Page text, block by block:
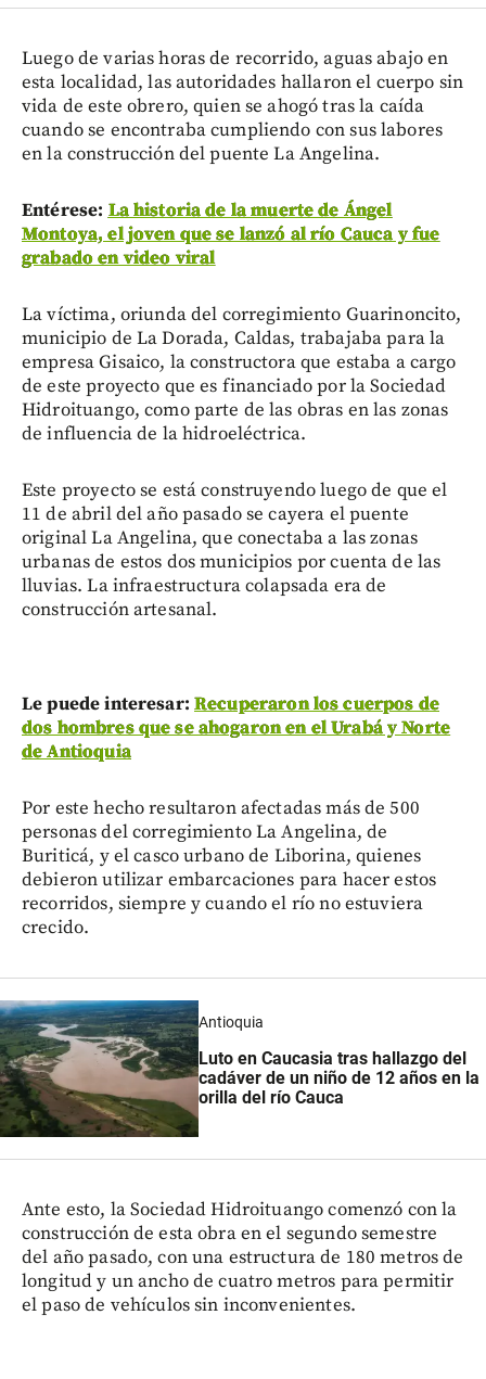
Luego de varias horas de recorrido, aguas abajo en
esta localidad, las autoridades hallaron el cuerpo sin
vida de este obrero, quien se ahogó tras la caída
cuando se encontraba cumpliendo con sus labores
en la construcción del puente La Angelina.
Entérese: La historia de la muerte de Ángel
Montoya, el joven que se lanzó al río Cauca y fue
grabado en video viral
La víctima, oriunda del corregimiento Guarinoncito,
municipio de La Dorada, Caldas, trabajaba para la
empresa Gisaico, la constructora que estaba a cargo
de este proyecto que es financiado por la Sociedad
Hidroituango, como parte de las obras en las zonas
de influencia de la hidroeléctrica.
Este proyecto se está construyendo luego de que el
11 de abril del año pasado se cayera el puente
original La Angelina, que conectaba a las zonas
urbanas de estos dos municipios por cuenta de las
lluvias. La infraestructura colapsada era de
construcción artesanal.
Le puede interesar: Recuperaron los cuerpos de
dos hombres que se ahogaron en el Urabá y Norte
de Antioquia
Por este hecho resultaron afectadas más de 500
personas del corregimiento La Angelina, de
Buriticá, y el casco urbano de Liborina, quienes
debieron utilizar embarcaciones para hacer estos
recorridos, siempre y cuando el río no estuviera
crecido.
Antioquia
Luto en Caucasia tras hallazgo del
cadáver de un niño de 12 años en la
orilla del río Cauca
Ante esto, la Sociedad Hidroituango comenzó con la
construcción de esta obra en el segundo semestre
del año pasado, con una estructura de 180 metros de
longitud y un ancho de cuatro metros para permitir
el paso de vehículos sin inconvenientes.